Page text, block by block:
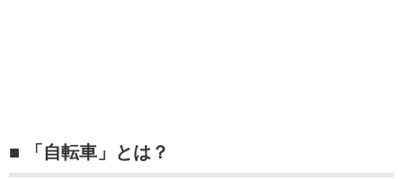
■ 「自転車」とは？